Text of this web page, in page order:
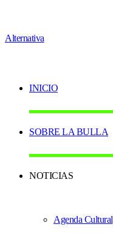
INICIO
SOBRE LA BULLA
NOTICIAS
Agenda Cultural